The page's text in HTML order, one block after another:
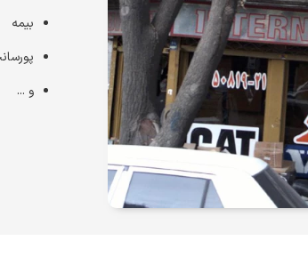
بیمه
و ...